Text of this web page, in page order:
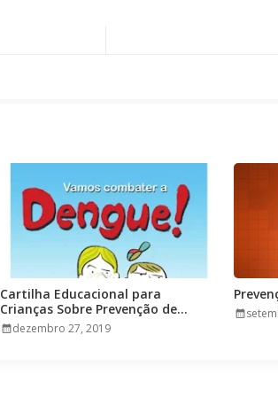
Cartilha Educacional para
Crianças Sobre Prevenção de
Dengue.
dezembro 27, 2019